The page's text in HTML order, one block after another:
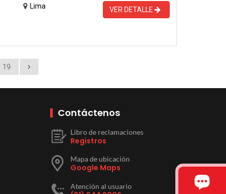
Lima VER DETALLE
19
Contáctenos
Libro de reclamaciones
Registros
Mapa de ubicación
Google Maps
Atención al usuario